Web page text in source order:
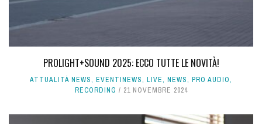
PROLIGHT+SOUND 2025: ECCO TUTTE LE NOVITÀ!
ATTUALITÀ NEWS, EVENTINEWS, LIVE, NEWS, PRO AUDIO,
RECORDING
21 NOVEMBRE 2024